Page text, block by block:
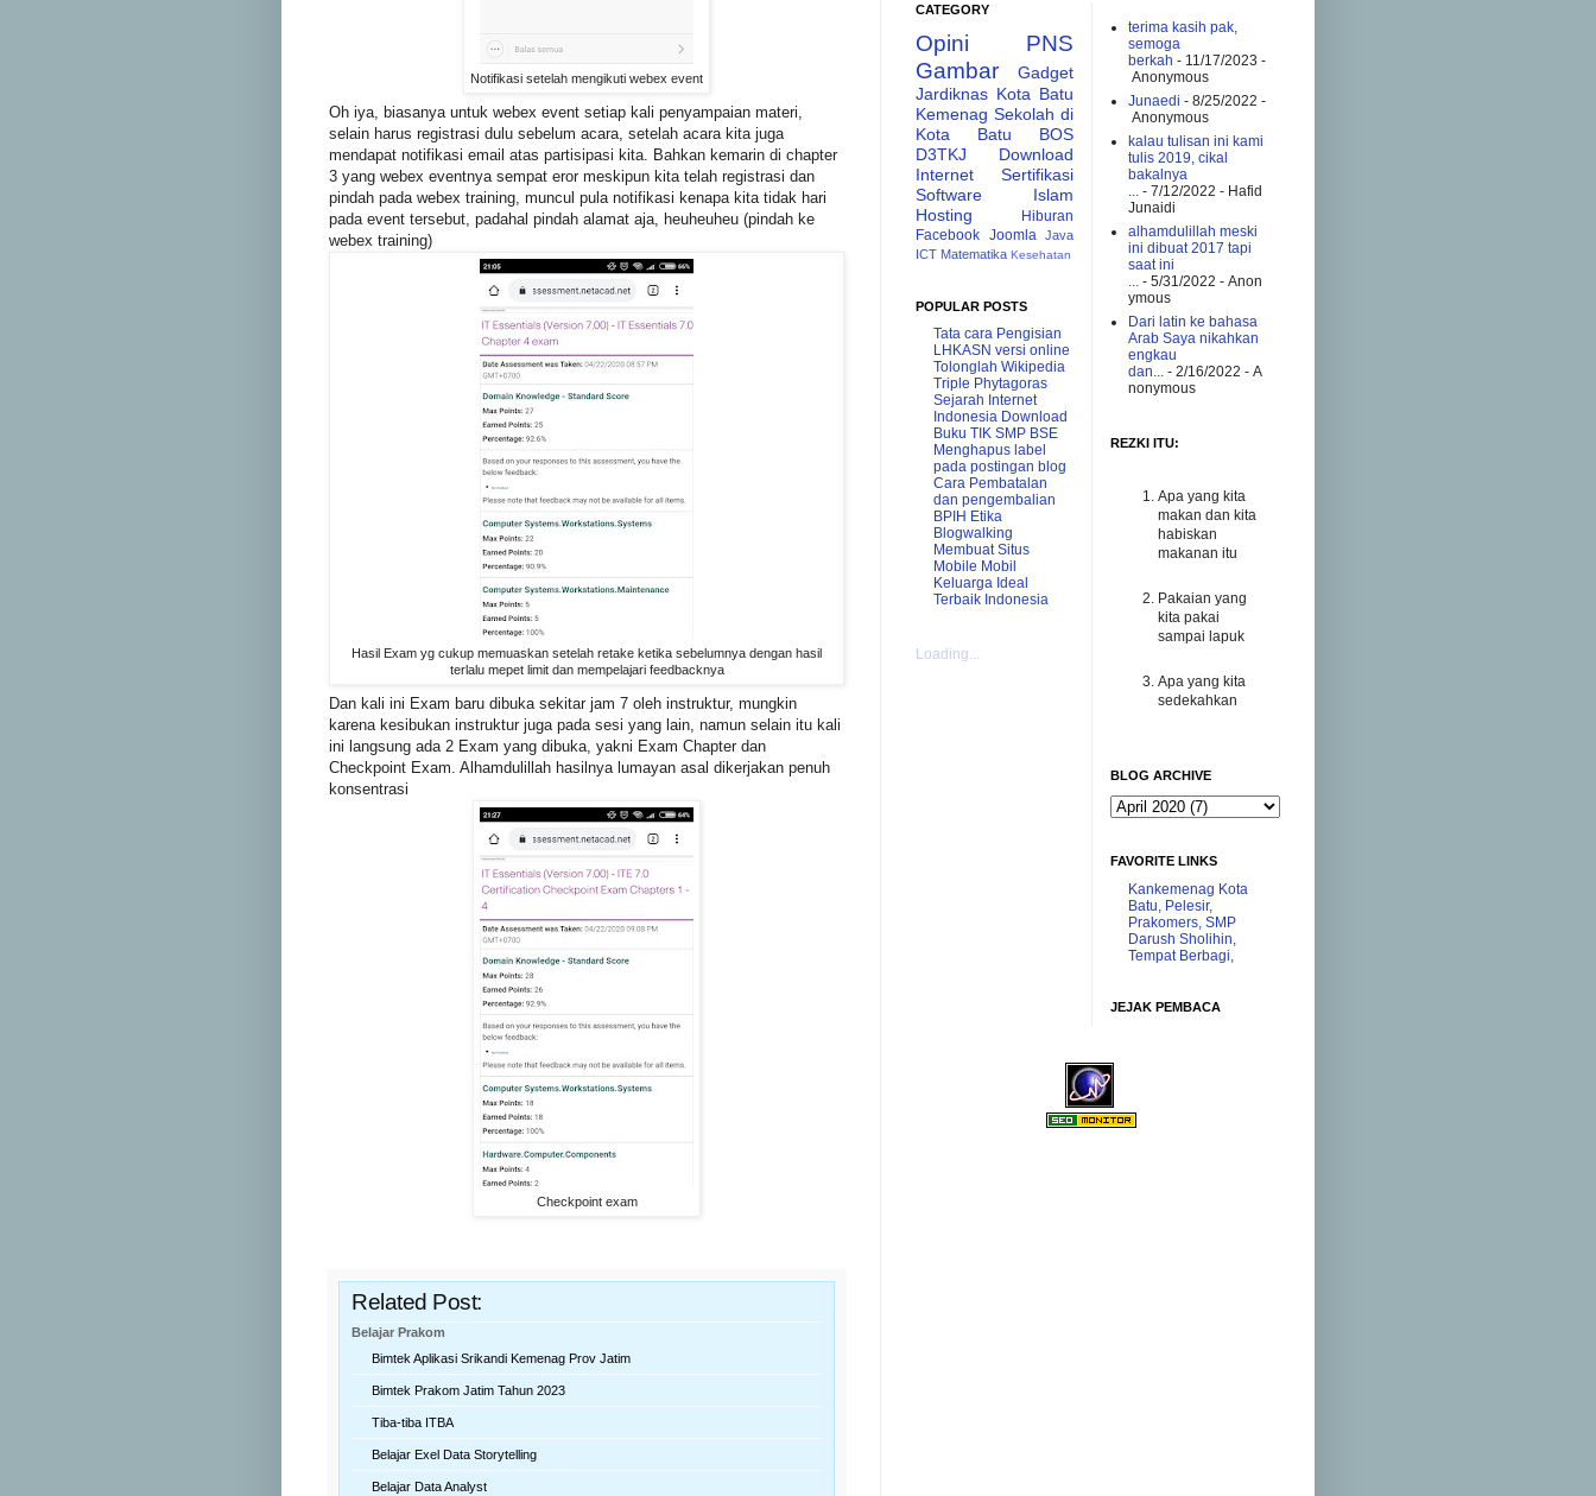
Notifikasi setelah mengikuti webex event
Oh iya, biasanya untuk webex event setiap kali penyampaian materi,
selain harus registrasi dulu sebelum acara, setelah acara kita juga
mendapat notifikasi email atas partisipasi kita. Bahkan kemarin di chapter
3 yang webex eventnya sempat eror meskipun kita telah registrasi dan
pindah pada webex training, muncul pula notifikasi kenapa kita tidak hari
pada event tersebut, padahal pindah alamat aja, heuheuheu (pindah ke
webex training)
Hasil Exam yg cukup memuaskan setelah retake ketika sebelumnya dengan hasil
terlalu mepet limit dan mempelajari feedbacknya
Dan kali ini Exam baru dibuka sekitar jam 7 oleh instruktur, mungkin
karena kesibukan instruktur juga pada sesi yang lain, namun selain itu kali
ini langsung ada 2 Exam yang dibuka, yakni Exam Chapter dan
Checkpoint Exam. Alhamdulillah hasilnya lumayan asal dikerjakan penuh
konsentrasi
Checkpoint exam
Related Post:
Belajar Prakom
Bimtek Aplikasi Srikandi Kemenag Prov Jatim
Bimtek Prakom Jatim Tahun 2023
Tiba-tiba ITBA
Belajar Exel Data Storytelling
Belajar Data Analyst
CATEGORY
Opini
PNS
Gambar
Gadget
Jardiknas Kota Batu
Kemenag Sekolah di
Kota Batu
BOS
D3TKJ
Download
Internet
Sertifikasi
Software
Islam
Hosting
Hiburan
Facebook Joomla
Java
ICT Matematika Kesehatan
POPULAR POSTS
Tata cara Pengisian
LHKASN versi online
Tolonglah Wikipedia
Triple Phytagoras
Sejarah Internet
Indonesia Download
Buku TIK SMP BSE
Menghapus label
pada postingan blog
Cara Pembatalan
dan pengembalian
BPIH Etika
Blogwalking
Membuat Situs
Mobile Mobil
Keluarga Ideal
Terbaik Indonesia
Loading...
terima kasih pak,
semoga
berkah - 11/17/2023 -
Anonymous
Junaedi - 8/25/2022 -
Anonymous
kalau tulisan ini kami
tulis 2019, cikal
bakalnya
- 7/12/2022 - Hafid
Junaidi
alhamdulillah meski
ini dibuat 2017 tapi
saat ini
- 5/31/2022 - Anon
ymous
Dari latin ke bahasa
Arab Saya nikahkan
engkau
dan...
- 2/16/2022 - A
nonymous
REZKI ITU:
Apa yang kita
makan dan kita
habiskan
makanan itu
Pakaian yang
kita pakai
sampai lapuk
Apa yang kita
sedekahkan
BLOG ARCHIVE
FAVORITE LINKS
Kankemenag Kota
Batu, Pelesir,
Prakomers, SMP
Darush Sholihin,
Tempat Berbagi,
JEJAK PEMBACA